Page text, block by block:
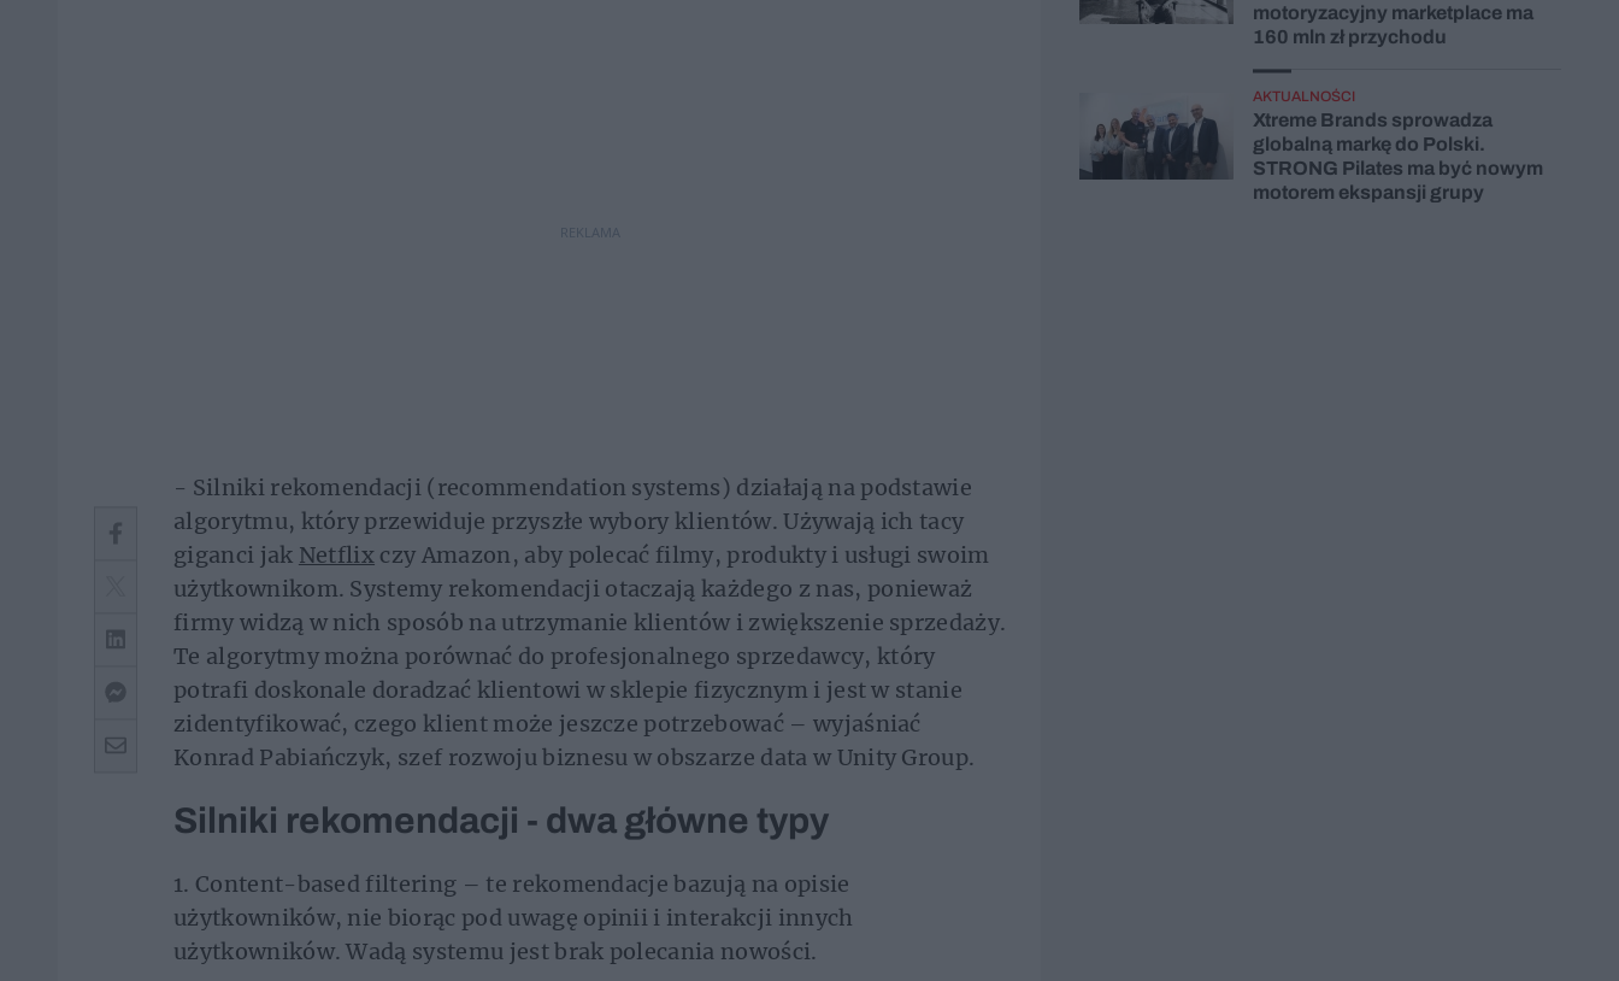
REKLAMA
- Silniki rekomendacji (recommendation systems) działają na podstawie
algorytmu, który przewiduje przyszłe wybory klientów. Używają ich tacy
giganci jak Netflix czy Amazon, aby polecać filmy, produkty i usługi swoim
użytkownikom. Systemy rekomendacji otaczają każdego z nas, ponieważ
firmy widzą w nich sposób na utrzymanie klientów i zwiększenie sprzedaży.
Te algorytmy można porównać do profesjonalnego sprzedawcy, który
potrafi doskonale doradzać klientowi w sklepie fizycznym i jest w stanie
zidentyfikować, czego klient może jeszcze potrzebować – wyjaśniać
Konrad Pabiańczyk, szef rozwoju biznesu w obszarze data w Unity Group.
Silniki rekomendacji - dwa główne typy
1. Content-based filtering – te rekomendacje bazują na opisie
użytkowników, nie biorąc pod uwagę opinii i interakcji innych
użytkowników. Wadą systemu jest brak polecania nowości.
motoryzacyjny marketplace ma
160 mln zł przychodu
AKTUALNOŚCI
Xtreme Brands sprowadza
globalną markę do Polski.
STRONG Pilates ma być nowym
motorem ekspansji grupy